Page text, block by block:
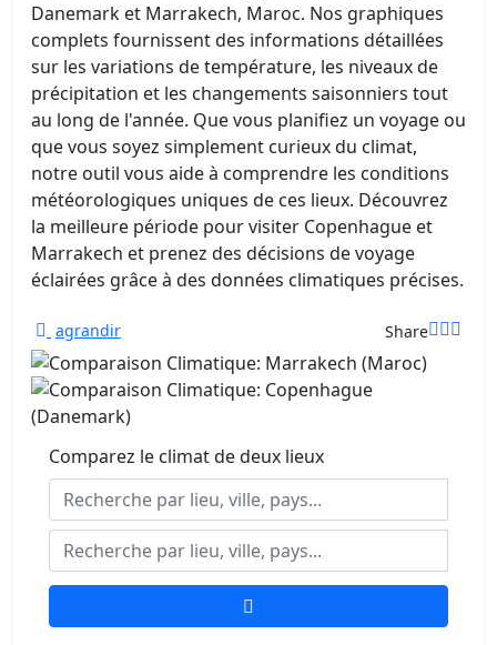
Danemark et Marrakech, Maroc. Nos graphiques
complets fournissent des informations détaillées
sur les variations de température, les niveaux de
précipitation et les changements saisonniers tout
au long de l'année. Que vous planifiez un voyage ou
que vous soyez simplement curieux du climat,
notre outil vous aide à comprendre les conditions
météorologiques uniques de ces lieux. Découvrez
la meilleure période pour visiter Copenhague et
Marrakech et prenez des décisions de voyage
éclairées grâce à des données climatiques précises.
agrandir Share
Comparez le climat de deux lieux